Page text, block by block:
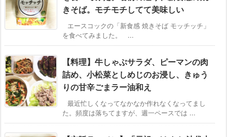
きそば。モチモチしてて美味しい
エースコックの「新食感 焼きそば モッチッチ」
を食べてみました。 ...
【料理】牛しゃぶサラダ、ピーマンの肉
詰め、小松菜としめじのお浸し、きゅう
りの甘辛ごまラー油和え
最近忙しくなってなかなか作れなくなってまし
た。頻度は落ちてますが、週一ペースでは ...